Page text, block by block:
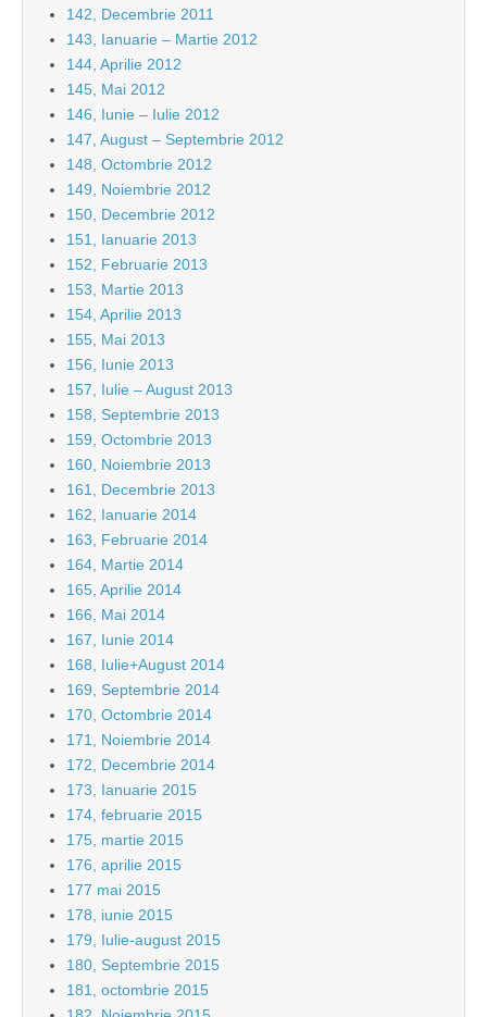
142, Decembrie 2011
143, Ianuarie – Martie 2012
144, Aprilie 2012
145, Mai 2012
146, Iunie – Iulie 2012
147, August – Septembrie 2012
148, Octombrie 2012
149, Noiembrie 2012
150, Decembrie 2012
151, Ianuarie 2013
152, Februarie 2013
153, Martie 2013
154, Aprilie 2013
155, Mai 2013
156, Iunie 2013
157, Iulie – August 2013
158, Septembrie 2013
159, Octombrie 2013
160, Noiembrie 2013
161, Decembrie 2013
162, Ianuarie 2014
163, Februarie 2014
164, Martie 2014
165, Aprilie 2014
166, Mai 2014
167, Iunie 2014
168, Iulie+August 2014
169, Septembrie 2014
170, Octombrie 2014
171, Noiembrie 2014
172, Decembrie 2014
173, Ianuarie 2015
174, februarie 2015
175, martie 2015
176, aprilie 2015
177 mai 2015
178, iunie 2015
179, Iulie-august 2015
180, Septembrie 2015
181, octombrie 2015